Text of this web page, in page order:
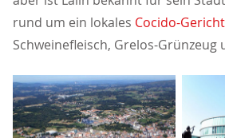
rund um ein lokales Cocido-Gericht
Schweinefleisch, Grelos-Grünzeug